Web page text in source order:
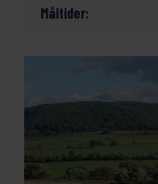
Måltider: